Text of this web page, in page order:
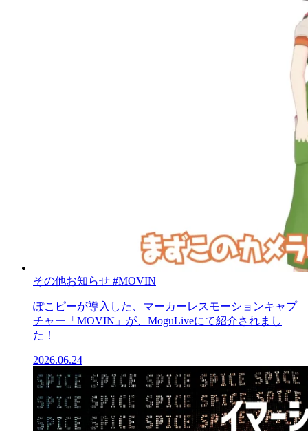
その他お知らせ #MOVIN
ぽこピーが導入した、マーカーレスモーションキャプ
チャー「MOVIN」が、MoguLiveにて紹介されまし
た！
2026.06.24